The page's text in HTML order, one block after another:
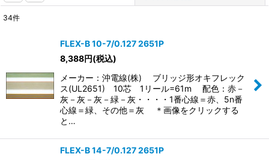
並び順:
34件
FLEX-B 10-7/0.127 2651P
8,388円(税込)
メーカー：沖電線(株) ブリッジ形オキフレック
ス(UL2651) 10芯 1リール=61m 配色：赤－
灰－灰－灰－緑－灰・・・・1番心線＝赤、5n番
心線＝緑、その他＝灰 ＊画像をクリックする
と…
FLEX-B 14-7/0.127 2651P